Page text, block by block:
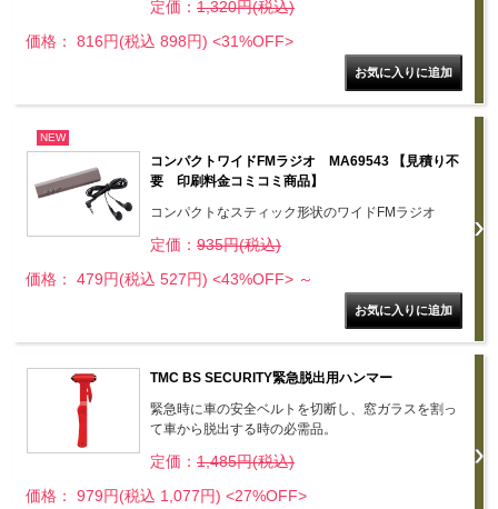
定価： 1,320円(税込)
価格： 816円(税込 898円) <31%OFF>
NEW
コンパクトワイドFMラジオ MA69543 【見積り不
要 印刷料金コミコミ商品】
コンパクトなスティック形状のワイドFMラジオ
定価： 935円(税込)
価格： 479円(税込 527円) <43%OFF> ～
TMC BS SECURITY緊急脱出用ハンマー
緊急時に車の安全ベルトを切断し、窓ガラスを割っ
て車から脱出する時の必需品。
定価： 1,485円(税込)
価格： 979円(税込 1,077円) <27%OFF>